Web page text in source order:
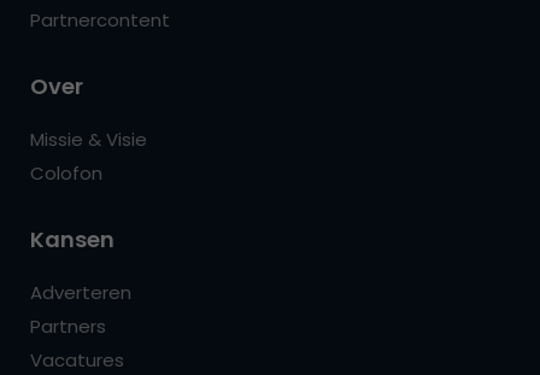
Partnercontent
Over
Missie & Visie
Colofon
Kansen
Adverteren
Partners
Vacatures